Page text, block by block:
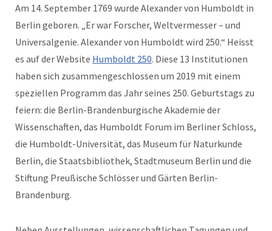
Am 14. September 1769 wurde Alexander von Humboldt in
Berlin geboren. „Er war Forscher, Weltvermesser – und
Universalgenie. Alexander von Humboldt wird 250.“ Heisst
es auf der Website Humboldt 250. Diese 13 Institutionen
haben sich zusammengeschlossen um 2019 mit einem
speziellen Programm das Jahr seines 250. Geburtstags zu
feiern: die Berlin-Brandenburgische Akademie der
Wissenschaften, das Humboldt Forum im Berliner Schloss,
die Humboldt-Universität, das Museum für Naturkunde
Berlin, die Staatsbibliothek, Stadtmuseum Berlin und die
Stiftung Preußische Schlösser und Gärten Berlin-
Brandenburg.